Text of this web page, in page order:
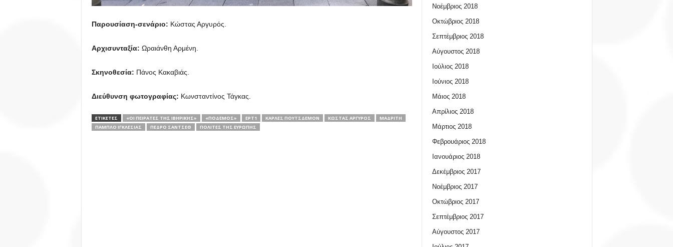
Παρουσίαση-σενάριο: Κώστας Αργυρός.
Αρχισυνταξία: Ωραιάνθη Αρμένη.
Σκηνοθεσία: Πάνος Κακαβιάς.
Διεύθυνση φωτογραφίας: Κωνσταντίνος Τάγκας.
ΕΤΙΚΕΤΕΣ «ΟΙ ΠΕΙΡΑΤΈΣ ΤΗΣ ΙΒΗΡΙΚΉΣ» «ΠΟΔΈΜΟΣ» ΕΡΤ1 ΚΆΡΛΕΣ ΠΟΥΤΣΔΕΜΌΝ ΚΏΣΤΑΣ ΑΡΓΥΡΌΣ
ΜΑΔΡΊΤΗ
ΠΆΜΠΛΟ ΙΓΚΛΈΣΙΑΣ
ΠΈΔΡΟ ΣΆΝΤΣΕΘ ΠΟΛΊΤΕΣ ΤΗΣ ΕΥΡΏΠΗΣ
Νοέμβριος 2018
Οκτώβριος 2018
Σεπτέμβριος 2018
Αύγουστος 2018
Ιούλιος 2018
Ιούνιος 2018
Μάιος 2018
Απρίλιος 2018
Μάρτιος 2018
Φεβρουάριος 2018
Ιανουάριος 2018
Δεκέμβριος 2017
Νοέμβριος 2017
Οκτώβριος 2017
Σεπτέμβριος 2017
Αύγουστος 2017